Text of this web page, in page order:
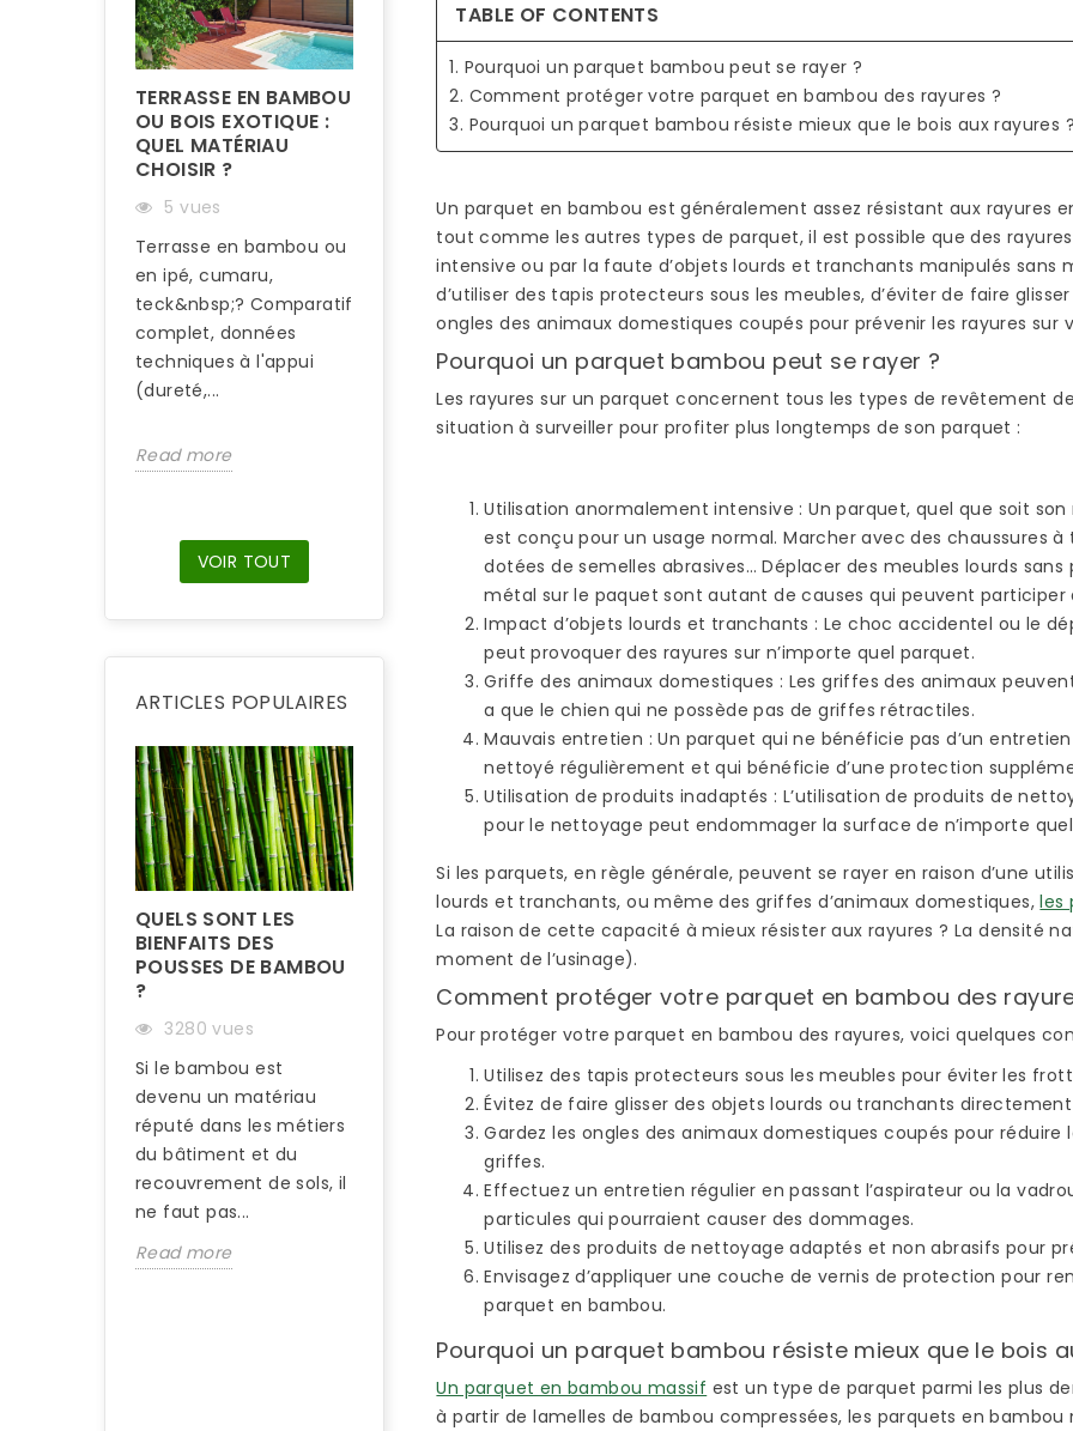
TERRASSE EN BAMBOU
OU BOIS EXOTIQUE :
QUEL MATÉRIAU
CHOISIR ?
5 vues
Terrasse en bambou ou
en ipé, cumaru,
teck&nbsp;? Comparatif
complet, données
techniques à l'appui
(dureté,...
Read more
QUELLE ÉPAISSEUR
POUR UN PARQUET
BAMBOU : 8, 10, 12, 14
OU 15 MM ?
68 vues
rénovation, plancher
chauffant ou pose
patrimoniale : chaque
épaisseur de parquet
bambou a son usage....
Read more
POURQUOI LA
TERRASSE EN BAMBOU
PLAÎT AUTANT ?
102 vues
S’il est difficile
d’identifier une terrasse
en bambou du regard, il
suffit de marcher pieds
nus sur ce type de...
Read more
POURQUOI LE
PARQUET EN
SÉDUIT DE PLUS
89 vues
Vous ne l’avez
être pas remarqué,
mais les parquets
bambou sont de
plus présents dans
maisons,...
VOIR TOUT
ARTICLES POPULAIRES
QUELS SONT LES
BIENFAITS DES
POUSSES DE BAMBOU
?
3280 vues
Si le bambou est
devenu un matériau
réputé dans les métiers
du bâtiment et du
recouvrement de sols, il
ne faut pas...
Read more
COMMENT RÉNOVER
UN PARQUET EN
BAMBOU ?
3215 vues
Si vous venez d’acquérir
une maison équipée
d’un parquet en
bambou et que ce
parquet n’a pas été bien
entretenu, il...
Read more
PARQUET BAMBOU :
2973 vues
Le choix du bambou
pour l’aménagement de
sa maison présente de
nombreux avantages.
matériau...
Read more
QUEL VERNIS
2057 vues
Si vous avez décidé
d’équiper votre
d’un plan de travail
bambou, vous
rationnel...
Read more
TABLE OF CONTENTS
1. Pourquoi un parquet bambou peut se rayer ?
2. Comment protéger votre parquet en bambou des rayures ?
3. Pourquoi un parquet bambou résiste mieux que le bois aux rayures ?
Un parquet en bambou est généralement assez résistant aux rayures
tout comme les autres types de parquet, il est possible que des
intensive ou par la faute d’objets lourds et tranchants manipulés
d’utiliser des tapis protecteurs sous les meubles, d’éviter de faire
ongles des animaux domestiques coupés pour prévenir les rayures sur
Pourquoi un parquet bambou peut se rayer ?
Les rayures sur un parquet concernent tous les types de revêtement
situation à surveiller pour profiter plus longtemps de son parquet :
Utilisation anormalement intensive : Un parquet, quel que soit
est conçu pour un usage normal. Marcher avec des chaussures
dotées de semelles abrasives… Déplacer des meubles lourds
métal sur le paquet sont autant de causes qui peuvent participer
Impact d’objets lourds et tranchants : Le choc accidentel ou le
peut provoquer des rayures sur n’importe quel parquet.
Griffe des animaux domestiques : Les griffes des animaux
a que le chien qui ne possède pas de griffes rétractiles.
Mauvais entretien : Un parquet qui ne bénéficie pas d’un
nettoyé régulièrement et qui bénéficie d’une protection
Utilisation de produits inadaptés : L’utilisation de produits de
pour le nettoyage peut endommager la surface de n’importe
Si les parquets, en règle générale, peuvent se rayer en raison d’une
lourds et tranchants, ou même des griffes d’animaux domestiques,les
La raison de cette capacité à mieux résister aux rayures ? La densité
moment de l’usinage).
Comment protéger votre parquet en bambou des
Pour protéger votre parquet en bambou des rayures, voici quelques
Utilisez des tapis protecteurs sous les meubles pour éviter les
Évitez de faire glisser des objets lourds ou tranchants
Gardez les ongles des animaux domestiques coupés pour réduire
griffes.
Effectuez un entretien régulier en passant l’aspirateur ou la
particules qui pourraient causer des dommages.
Utilisez des produits de nettoyage adaptés et non abrasifs pour
Envisagez d’appliquer une couche de vernis de protection pour
parquet en bambou.
Pourquoi un parquet bambou résiste mieux que le bois
Un parquet en bambou massif est un type de parquet parmi les plus
à partir de lamelles de bambou compressées, les parquets en